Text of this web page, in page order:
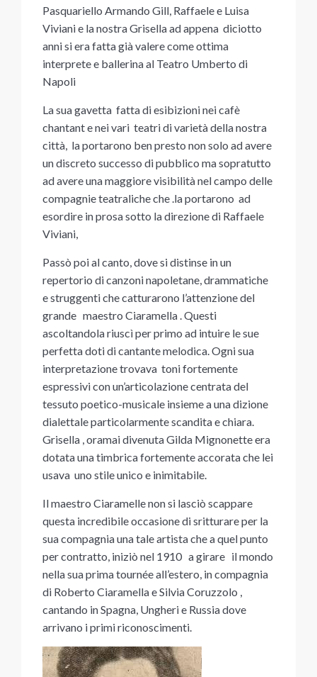
Pasquariello Armando Gill, Raffaele e Luisa
Viviani e la nostra Grisella ad appena diciotto
anni si era fatta già valere come ottima
interprete e ballerina al Teatro Umberto di
Napoli
La sua gavetta fatta di esibizioni nei cafè
chantant e nei vari teatri di varietà della nostra
città, la portarono ben presto non solo ad avere
un discreto successo di pubblico ma sopratutto
ad avere una maggiore visibilità nel campo delle
compagnie teatraliche che .la portarono ad
esordire in prosa sotto la direzione di Raffaele
Viviani,
Passò poi al canto, dove si distinse in un
repertorio di canzoni napoletane, drammatiche
e struggenti che catturarono l’attenzione del
grande maestro Ciaramella . Questi
ascoltandola riuscì per primo ad intuire le sue
perfetta doti di cantante melodica. Ogni sua
interpretazione trovava toni fortemente
espressivi con un’articolazione centrata del
tessuto poetico-musicale insieme a una dizione
dialettale particolarmente scandita e chiara.
Grisella , oramai divenuta Gilda Mignonette era
dotata una timbrica fortemente accorata che lei
usava uno stile unico e inimitabile.
Il maestro Ciaramelle non si lasciò scappare
questa incredibile occasione di sritturare per la
sua compagnia una tale artista che a quel punto
per contratto, iniziò nel 1910 a girare il mondo
nella sua prima tournée all’estero, in compagnia
di Roberto Ciaramella e Silvia Coruzzolo ,
cantando in Spagna, Ungheri e Russia dove
arrivano i primi riconoscimenti.